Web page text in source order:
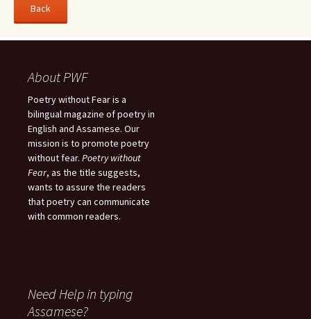
About PWF
Poetry without Fear is a
bilingual magazine of poetry in
English and Assamese. Our
mission is to promote poetry
without fear. Poetry without
Fear, as the title suggests,
wants to assure the readers
that poetry can communicate
with common readers.
Need Help in typing
Assamese?